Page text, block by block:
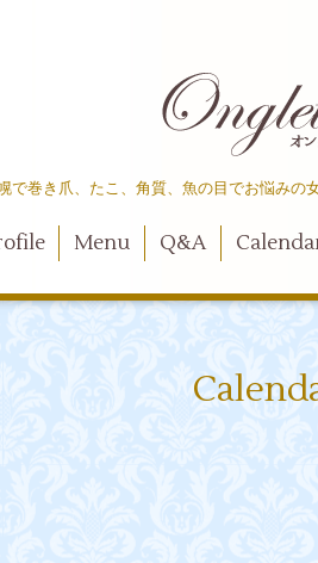
で巻き爪、たこ、角質、魚の目でお悩みの
Menu Q&A